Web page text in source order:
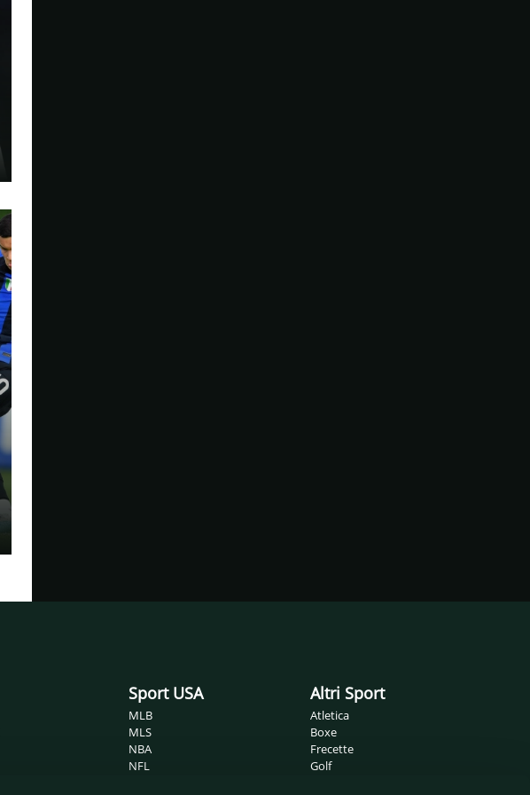
Sport USA
MLB
MLS
NBA
NFL
Altri Sport
Atletica
Boxe
Frecette
Golf